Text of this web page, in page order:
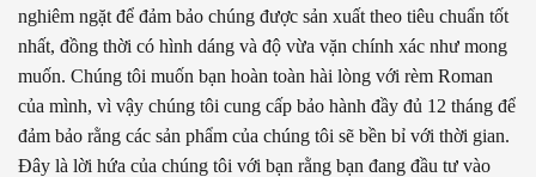
nghiêm ngặt để đảm bảo chúng được sản xuất theo tiêu chuẩn tốt
nhất, đồng thời có hình dáng và độ vừa vặn chính xác như mong
muốn. Chúng tôi muốn bạn hoàn toàn hài lòng với rèm Roman
của mình, vì vậy chúng tôi cung cấp bảo hành đầy đủ 12 tháng để
đảm bảo rằng các sản phẩm của chúng tôi sẽ bền bỉ với thời gian.
Đây là lời hứa của chúng tôi với bạn rằng bạn đang đầu tư vào